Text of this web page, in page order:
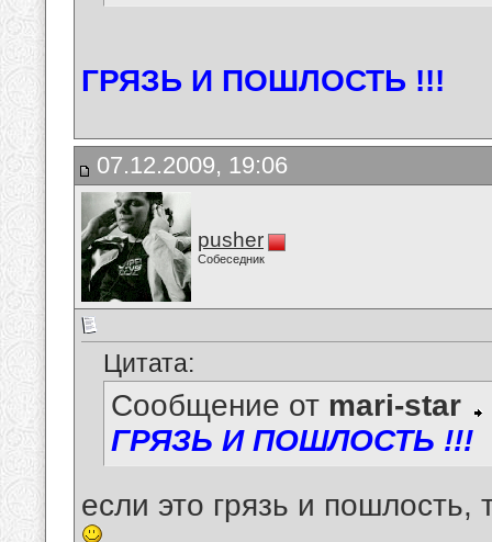
ГРЯЗЬ И ПОШЛОСТЬ !!!
07.12.2009, 19:06
pusher
Собеседник
Цитата:
Сообщение от mari-star
ГРЯЗЬ И ПОШЛОСТЬ !!!
если это грязь и